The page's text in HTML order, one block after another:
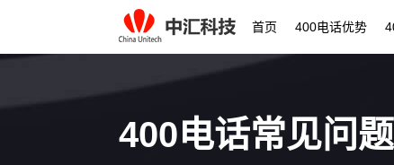
首页 400电话优势
400电话常见问